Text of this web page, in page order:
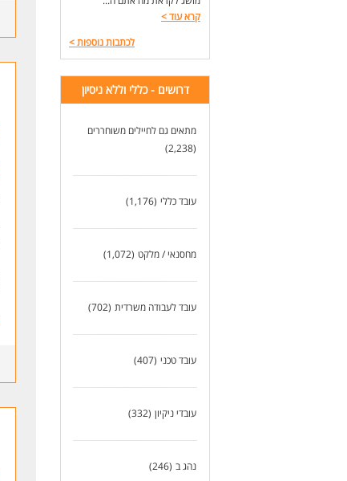
קרא עוד>
לכתבות נוספות>
דרושים - כללי וללא ניסיון
מתאים גם לחיילים משוחררים
(2,238)
עובד כללי (1,176)
מחסנאי / מלקט (1,072)
עובד לעבודה משרדית (702)
עובד טכני (407)
עובדי ניקיון (332)
נהג ב (246)